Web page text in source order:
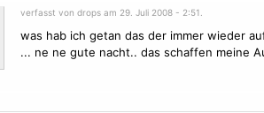
verfasst von drops am 29. Juli 2008 - 2:51.
was hab ich getan das der immer wieder
... ne ne gute nacht.. das schaffen meine